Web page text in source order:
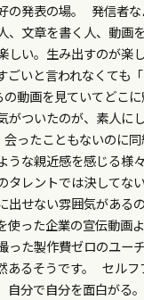
の発表の場。 発信者
、文章を書く人、動画
しい。生み出すのが楽
ごいと言われなくても「
動画を見ていてどこ
がついたのが、素人に
ったこともないのに
うな親近感を感じる様
タレントでは決してな
出せない雰囲気がある
使った企業の宣伝動画
った製作費ゼロのユー
あるそうです。 セルフ
自分で自分を面白が